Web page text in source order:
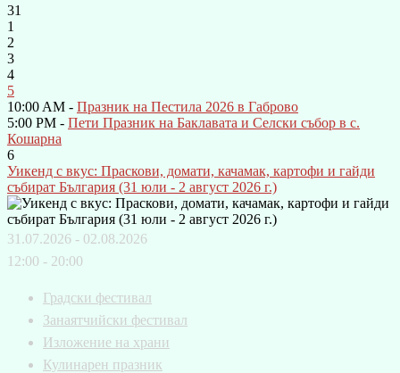
31
1
2
3
4
5
10:00 AM - Празник на Пестила 2026 в Габрово
5:00 PM - Пети Празник на Баклавата и Селски събор в с.
Кошарна
6
Уикенд с вкус: Праскови, домати, качамак, картофи и гайди
събират България (31 юли - 2 август 2026 г.)
31.07.2026 - 02.08.2026
12:00 - 20:00
Градски фестивал
Занаятчийски фестивал
Изложение на храни
Кулинарен празник